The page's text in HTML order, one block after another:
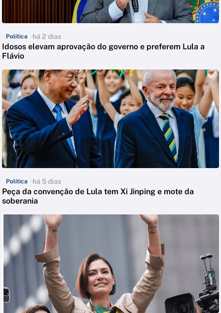
Política há 2 dias
Idosos elevam aprovação do governo e preferem Lula a
Flávio
Política há 5 dias
Peça da convenção de Lula tem Xi Jinping e mote da
soberania